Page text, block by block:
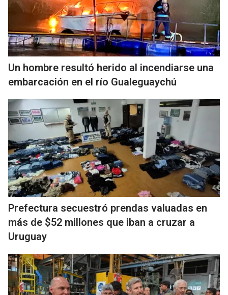
Un hombre resultó herido al incendiarse una
embarcación en el río Gualeguaychú
Prefectura secuestró prendas valuadas en
más de $52 millones que iban a cruzar a
Uruguay